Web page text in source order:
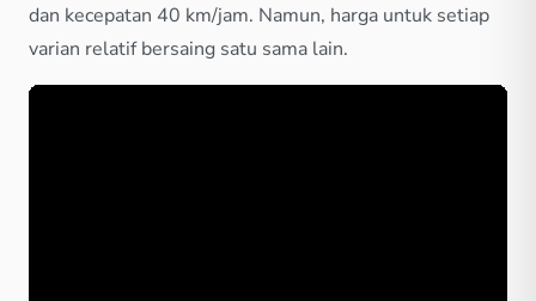
dan kecepatan 40 km/jam. Namun, harga untuk setiap
varian relatif bersaing satu sama lain.